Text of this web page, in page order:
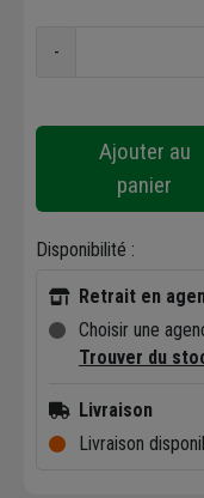
-
Ajouter au
panier
Disponibilité :
Retrait en
Choisir une
Trouver du
Livraison
Livraison